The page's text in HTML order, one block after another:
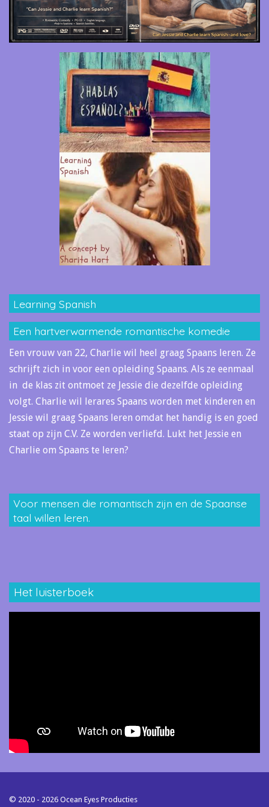
Learning Spanish
Een hartverwarmende romantische komedie
Een vrouw van 22, Charlie wil heel graag Spaans leren. Ze
schrijft zich in voor een opleiding Spaans. Als ze eenmaal
in de klas zit ontmoet ze Jessie die dezelfde opleiding
volgt. Charlie wil lerares Spaans worden met kinderen en
Jessie wil graag Spaans leren omdat het handig is en goed
staat op zijn C.V. Ze worden verliefd. Lukt het Jessie en
Charlie om Spaans te leren?
Voor mensen die romantisch zijn en de Spaanse
taal willen leren.
Het luisterboek
© 2020 - 2026 Ocean Eyes Producties